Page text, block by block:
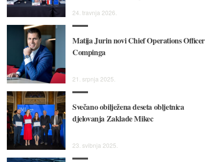
24. travnja 2026.
Matija Jurin novi Chief Operations Officer
Compinga
21. srpnja 2025.
Svečano obilježena deseta obljetnica
djelovanja Zaklade Mikec
23. svibnja 2025.